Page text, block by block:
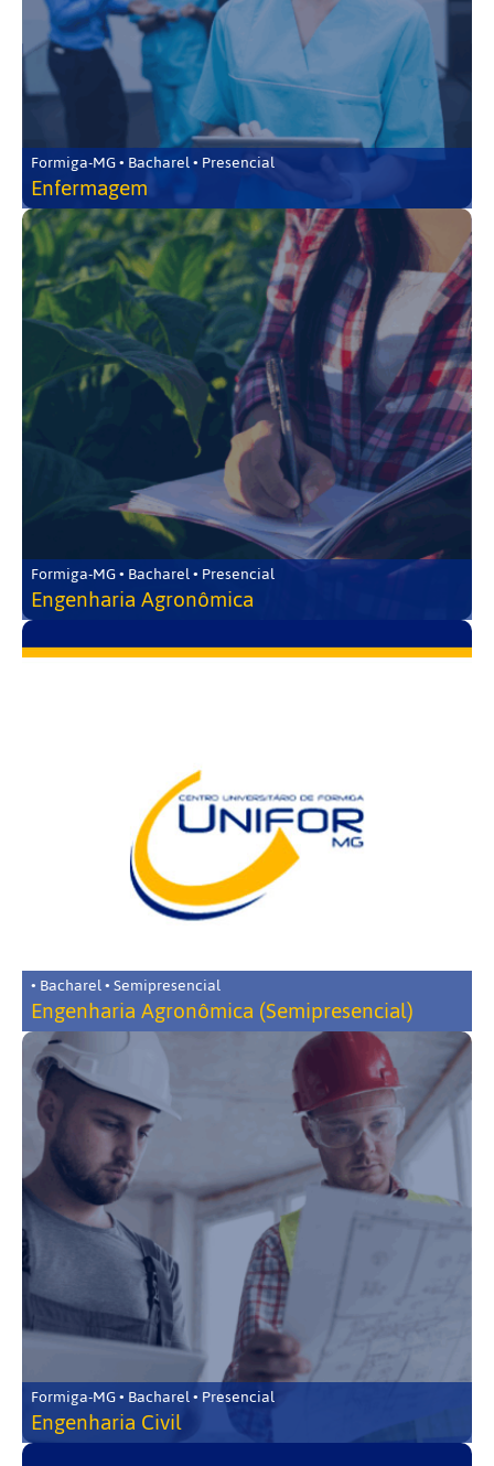
Formiga-MG • Bacharel • Presencial
Enfermagem
Formiga-MG • Bacharel • Presencial
Engenharia Agronômica
• Bacharel • Semipresencial
Engenharia Agronômica (Semipresencial)
Formiga-MG • Bacharel • Presencial
Engenharia Civil